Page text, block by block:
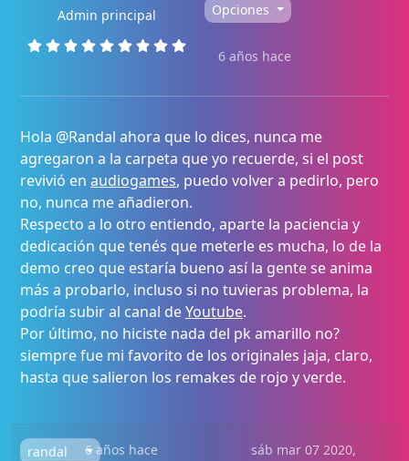
Admin principal Opciones
6 años hace
Hola @Randal ahora que lo dices, nunca me
agregaron a la carpeta que yo recuerde, si el post
revivió en audiogames, puedo volver a pedirlo, pero
no, nunca me añadieron.
Respecto a lo otro entiendo, aparte la paciencia y
dedicación que tenés que meterle es mucha, lo de la
demo creo que estaría bueno así la gente se anima
más a probarlo, incluso si no tuvieras problema, la
podría subir al canal deYoutube.
Por último, no hiciste nada del pk amarillo no?
siempre fue mi favorito de los originales jaja, claro,
hasta que salieron los remakes de rojo y verde.
randal 6 años hace
sáb mar 07 2020,